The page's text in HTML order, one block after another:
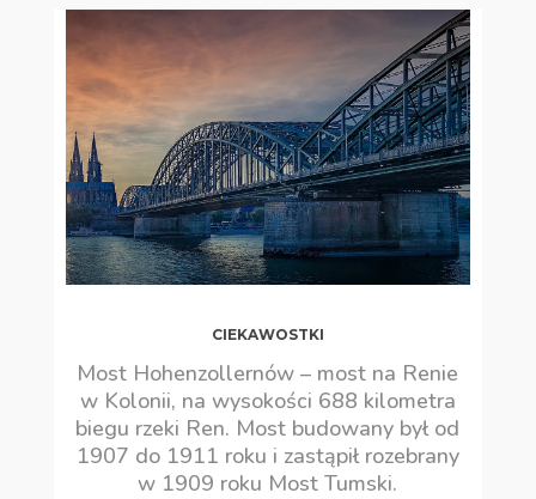
CIEKAWOSTKI
Most Hohenzollernów – most na Renie
w Kolonii, na wysokości 688 kilometra
biegu rzeki Ren. Most budowany był od
1907 do 1911 roku i zastąpił rozebrany
w 1909 roku Most Tumski.